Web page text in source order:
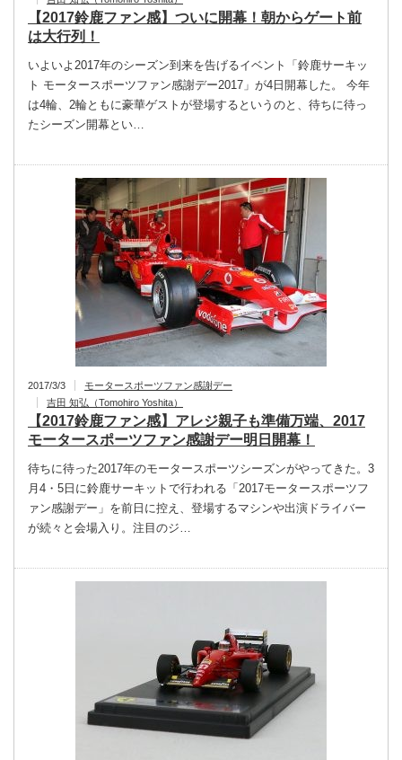
【2017鈴鹿ファン感】ついに開幕！朝からゲート前
は大行列！
いよいよ2017年のシーズン到来を告げるイベント「鈴鹿サーキッ
ト モータースポーツファン感謝デー2017」が4日開幕した。 今年
は4輪、2輪ともに豪華ゲストが登場するというのと、待ちに待っ
たシーズン開幕とい…
2017/3/3
モータースポーツファン感謝デー
吉田 知弘（Tomohiro Yoshita）
【2017鈴鹿ファン感】アレジ親子も準備万端、2017
モータースポーツファン感謝デー明日開幕！
待ちに待った2017年のモータースポーツシーズンがやってきた。3
月4・5日に鈴鹿サーキットで行われる「2017モータースポーツフ
ァン感謝デー」を前日に控え、登場するマシンや出演ドライバー
が続々と会場入り。注目のジ…